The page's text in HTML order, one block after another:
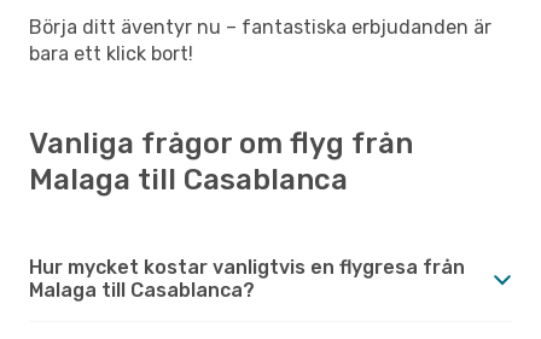
Börja ditt äventyr nu – fantastiska erbjudanden är
bara ett klick bort!
Vanliga frågor om flyg från
Malaga till Casablanca
Hur mycket kostar vanligtvis en flygresa från
Malaga till Casablanca?